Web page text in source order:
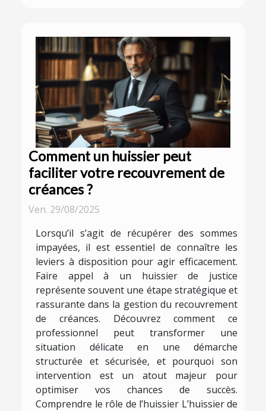
Comment un huissier peut
faciliter votre recouvrement de
créances ?
Ven. 29/08/2025
Lorsqu’il s’agit de récupérer des sommes
impayées, il est essentiel de connaître les
leviers à disposition pour agir efficacement.
Faire appel à un huissier de justice
représente souvent une étape stratégique et
rassurante dans la gestion du recouvrement
de créances. Découvrez comment ce
professionnel peut transformer une
situation délicate en une démarche
structurée et sécurisée, et pourquoi son
intervention est un atout majeur pour
optimiser vos chances de succès.
Comprendre le rôle de l’huissier L’huissier de